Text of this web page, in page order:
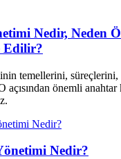
Nedir, Neden
Edilir?
temellerini, süreçlerini,
önemli anahtar
Nedir?